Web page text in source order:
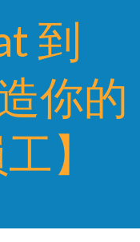
到
你的
】